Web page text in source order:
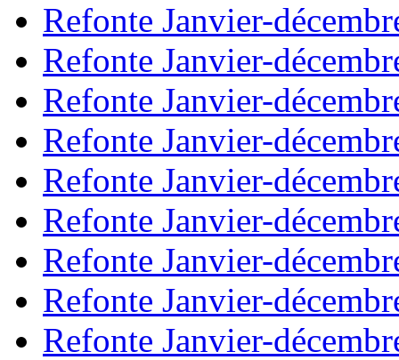
Refonte Janvier-
Refonte Janvier-
Refonte Janvier-
Refonte Janvier-
Refonte Janvier-
Refonte Janvier-
Refonte Janvier-
Refonte Janvier-
Refonte Janvier-